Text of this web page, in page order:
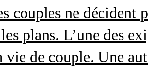
couples ne décident
plans. L’une des
vie de couple. Une